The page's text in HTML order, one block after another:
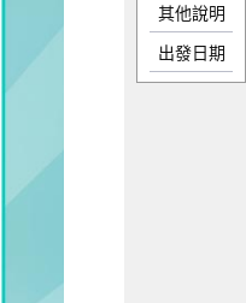
其他說明
出發日期